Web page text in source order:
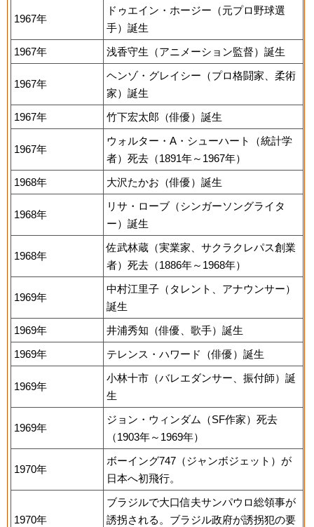
1967年
ドゥエイン・ホージー（元プロ野球選
手）誕生
1967年
浅香守生（アニメーション監督）誕生
1967年
ヘンゾ・グレイシー（プロ格闘家、柔術
家）誕生
1967年
竹下宏太郎（俳優）誕生
1967年
ウォルター・A・シューハート（統計学
者）死去（1891年～1967年）
1968年
大沢たかお（俳優）誕生
1968年
リサ・ローブ（シンガーソングライタ
ー）誕生
1968年
佐武林蔵（実業家、サクラクレパス創業
者）死去（1886年～1968年）
1969年
中村江里子（タレント、アナウンサー）
誕生
1969年
井浦秀知（俳優、歌手）誕生
1969年
テレンス・ハワード（俳優）誕生
1969年
小林十市（バレエダンサー、振付師）誕
生
1969年
ジョン・ウィンダム（SF作家）死去
（1903年～1969年）
1970年
ボーイング747（ジャンボジェット）が
日本へ初飛行。
1970年
ブラジルで大口信夫サンパウロ総領事が
誘拐される。ブラジル政府が誘拐犯の要